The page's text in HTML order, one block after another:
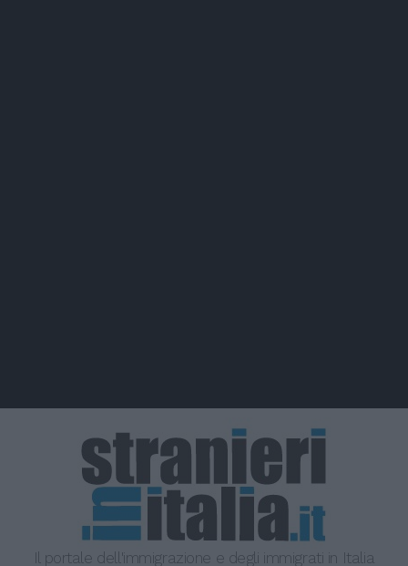
Il portale dell'immigrazione e degli immigrati in Italia